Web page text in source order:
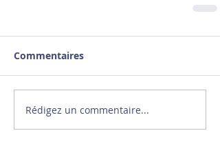
Commentaires
Rédigez un commentaire...